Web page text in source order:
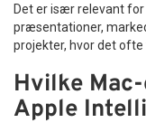
Det er især relevant
præsentationer,
projekter, hvor det
Hvilke
Apple